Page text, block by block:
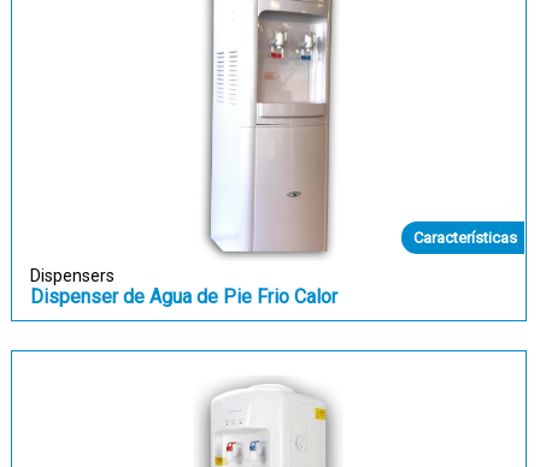
Características
Dispensers
Dispenser de Agua de Pie Frio Calor